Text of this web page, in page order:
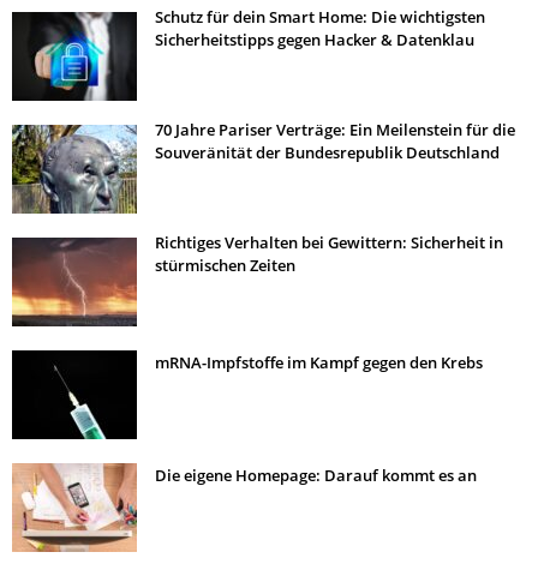
Schutz für dein Smart Home: Die wichtigsten
Sicherheitstipps gegen Hacker & Datenklau
70 Jahre Pariser Verträge: Ein Meilenstein für die
Souveränität der Bundesrepublik Deutschland
Richtiges Verhalten bei Gewittern: Sicherheit in
stürmischen Zeiten
mRNA-Impfstoffe im Kampf gegen den Krebs
Die eigene Homepage: Darauf kommt es an